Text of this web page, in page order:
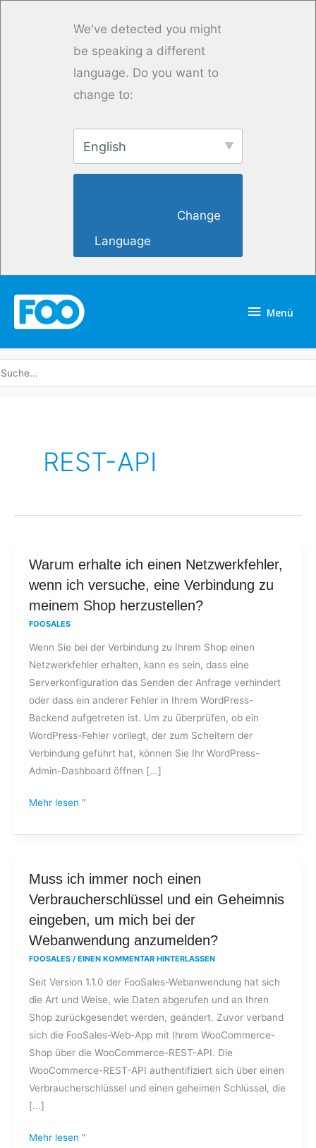
We've detected you might
be speaking a different
language. Do you want to
change to:
English
Language
Menü
REST-API
Warum erhalte ich einen Netzwerkfehler,
wenn ich versuche, eine Verbindung zu
meinem Shop herzustellen?
FOOSALES
Wenn Sie bei der Verbindung zu Ihrem Shop einen
Netzwerkfehler erhalten, kann es sein, dass eine
Serverkonfiguration das Senden der Anfrage verhindert
oder dass ein anderer Fehler in Ihrem WordPress-
Backend aufgetreten ist. Um zu überprüfen, ob ein
WordPress-Fehler vorliegt, der zum Scheitern der
Verbindung geführt hat, können Sie Ihr WordPress-
Admin-Dashboard öffnen [...]
Warum
erhalte
wenn
ich
versuche,
eine
Verbindung
zu
meinem
Shop
Mehr lesen "
Muss ich immer noch einen
Verbraucherschlüssel und ein Geheimnis
eingeben, um mich bei der
Webanwendung anzumelden?
FOOSALES / EINEN KOMMENTAR HINTERLASSEN
Seit Version 1.1.0 der FooSales-Webanwendung hat sich
die Art und Weise, wie Daten abgerufen und an Ihren
Shop zurückgesendet werden, geändert. Zuvor verband
sich die FooSales-Web-App mit Ihrem WooCommerce-
Shop über die WooCommerce-REST-API. Die
WooCommerce-REST-API authentifiziert sich über einen
Verbraucherschlüssel und einen geheimen Schlüssel, die
[...]
Muss
ich
immer
noch
einen
Verbraucherschlüssel
und
ein
Geheimnis
eingeben,
um
mich
bei
der
anzumelden?
Mehr lesen "